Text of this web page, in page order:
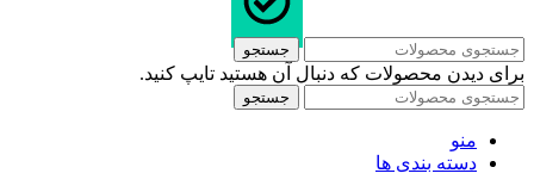
جستجو
برای دیدن محصولات که دنبال آن هستید تایپ کنید.
جستجو
منو
دسته بندی ها